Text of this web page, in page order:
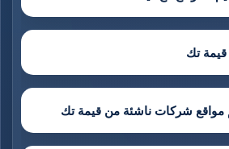
قيمة تك
مواقع شركات ناشئة من قيمة تك